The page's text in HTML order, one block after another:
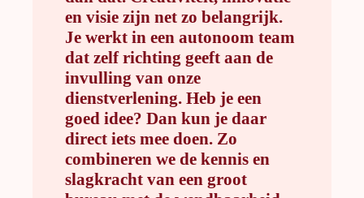
en visie zijn net zo belangrijk.
Je werkt in een autonoom team
dat zelf richting geeft aan de
invulling van onze
dienstverlening. Heb je een
goed idee? Dan kun je daar
direct iets mee doen. Zo
combineren we de kennis en
slagkracht van een groot